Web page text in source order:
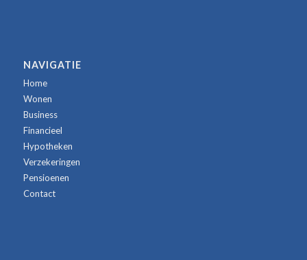
NAVIGATIE
Home
Wonen
Business
Financieel
Hypotheken
Verzekeringen
Pensioenen
Contact